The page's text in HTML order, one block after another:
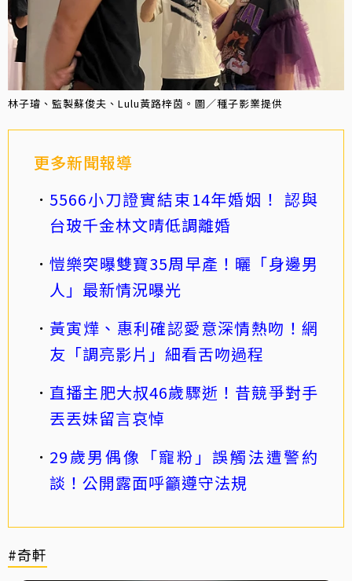
林子璿、監製蘇俊夫、Lulu黃路梓茵。圖／種子影業提供
更多新聞報導
5566小刀證實結束14年婚姻！ 認與
台玻千金林文晴低調離婚
愷樂突曝雙寶35周早產！曬「身邊男
人」最新情況曝光
黃寅燁、惠利確認愛意深情熱吻！網
友「調亮影片」細看舌吻過程
直播主肥大叔46歲驟逝！昔競爭對手
丟丟妹留言哀悼
29歲男偶像「寵粉」誤觸法遭警約
談！公開露面呼籲遵守法規
#奇軒